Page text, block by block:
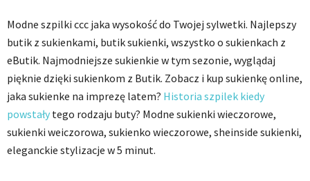
Modne szpilki ccc jaka wysokość do Twojej sylwetki. Najlepszy
butik z sukienkami, butik sukienki, wszystko o sukienkach z
eButik. Najmodniejsze sukienkie w tym sezonie, wyglądaj
pięknie dzięki sukienkom z Butik. Zobacz i kup sukienkę online,
jaka sukienke na imprezę latem? Historia szpilek kiedy
powstały tego rodzaju buty? Modne sukienki wieczorowe,
sukienki weiczorowa, sukienko wieczorowe, sheinside sukienki,
eleganckie stylizacje w 5 minut.